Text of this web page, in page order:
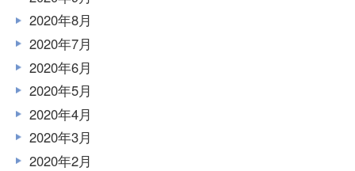
2020年8月
2020年7月
2020年6月
2020年5月
2020年4月
2020年3月
2020年2月